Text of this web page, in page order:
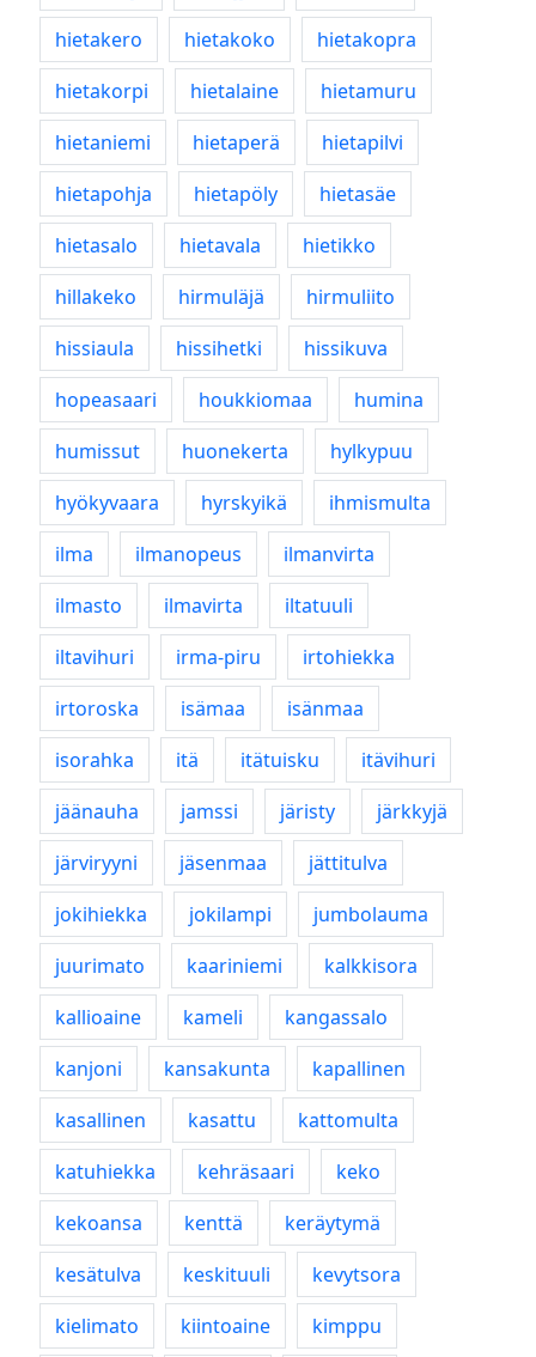
hietakero
hietakoko
hietakopra
hietakorpi
hietalaine
hietamuru
hietaniemi
hietaperä
hietapilvi
hietapohja
hietapöly
hietasäe
hietasalo
hietavala
hietikko
hillakeko
hirmuläjä
hirmuliito
hissiaula
hissihetki
hissikuva
hopeasaari
houkkiomaa
humina
humissut
huonekerta
hylkypuu
hyökyvaara
hyrskyikä
ihmismulta
ilma
ilmanopeus
ilmanvirta
ilmasto
ilmavirta
iltatuuli
iltavihuri
irma-piru
irtohiekka
irtoroska
isämaa
isänmaa
isorahka
itä itätuisku
itävihuri
jäänauha
jamssi järisty
järkkyjä
järviryyni
jäsenmaa
jättitulva
jokihiekka
jokilampi
jumbolauma
juurimato
kaariniemi
kalkkisora
kallioaine
kameli
kangassalo
kanjoni
kansakunta
kapallinen
kasallinen
kasattu
kattomulta
katuhiekka
kehräsaari
keko
kekoansa
kenttä
keräytymä
kesätulva
keskituuli
kevytsora
kielimato
kiintoaine kimppu